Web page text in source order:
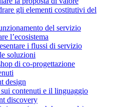
gli elementi costitutivi del
del servizio
l’ecosistema
i flussi di servizio
soluzioni
di co-progettazione
design
contenuti e il linguaggio
discovery